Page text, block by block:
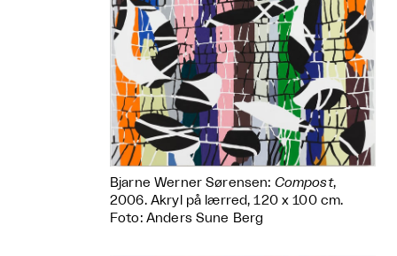
Bjarne Werner Sørensen: Compost,
2006. Akryl på lærred, 120 x 100 cm.
Foto: Anders Sune Berg